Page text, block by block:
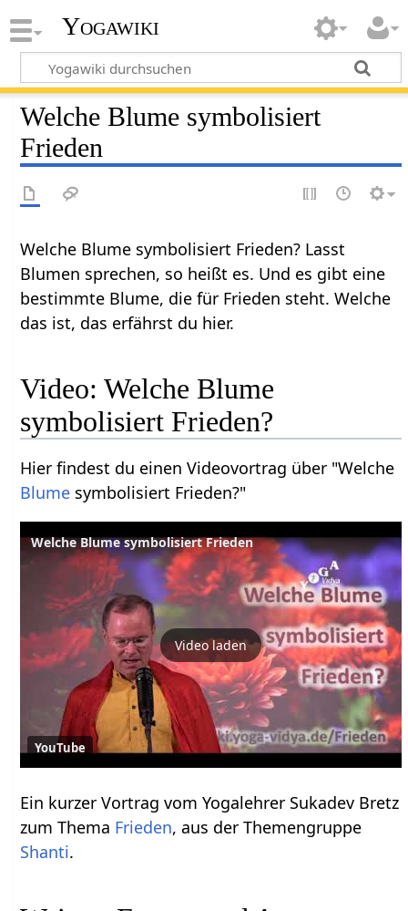
Yogawiki
Welche Blume symbolisiert
Frieden
Welche Blume symbolisiert Frieden? Lasst
Blumen sprechen, so heißt es. Und es gibt eine
bestimmte Blume, die für Frieden steht. Welche
das ist, das erfährst du hier.
Video: Welche Blume
symbolisiert Frieden?
Hier findest du einen Videovortrag über "Welche
Blume symbolisiert Frieden?"
Welche Blume symbolisiert Frieden
Video laden
YouTube
Ein kurzer Vortrag vom Yogalehrer Sukadev Bretz
zum Thema Frieden, aus der Themengruppe
Shanti.